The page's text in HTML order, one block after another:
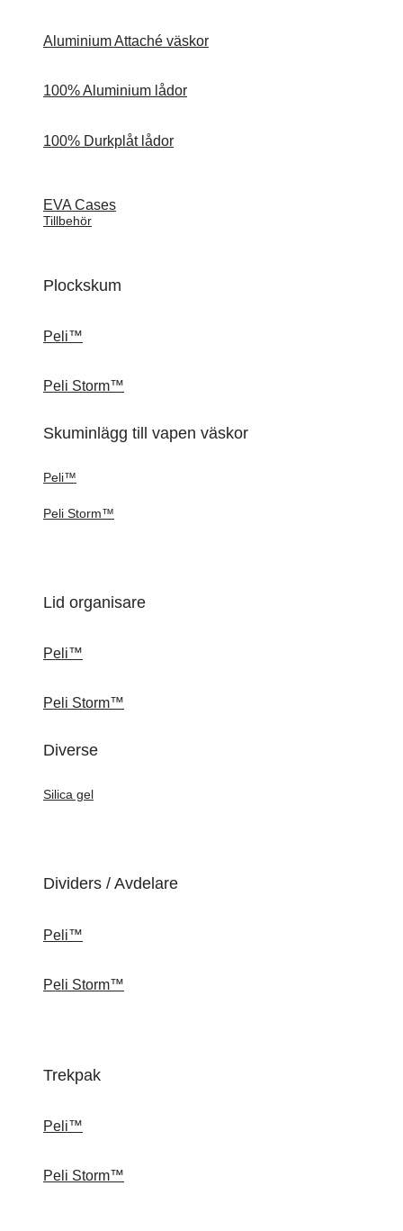
Aluminium Attaché väskor
100% Aluminium lådor
100% Durkplåt lådor
EVA Cases
Tillbehör
Plockskum
Peli™
Peli Storm™
Skuminlägg till vapen väskor
Peli™
Peli Storm™
Lid organisare
Peli™
Peli Storm™
Diverse
Silica gel
Dividers / Avdelare
Peli™
Peli Storm™
Trekpak
Peli™
Peli Storm™